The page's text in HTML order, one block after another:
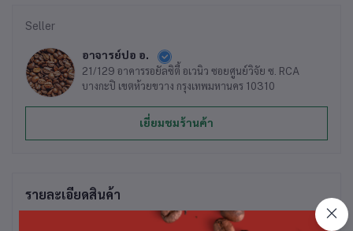
Seller
อาจารย์ปอ อ.
21/129 อาคารรอยัลซิตี้ อเวนิว ซอยศูนย์วิจัย ซ. RCA
บางกะปิ เขตห้วยขวาง กรุงเทพมหานคร 10310
เยี่ยมชมร้านค้า
รายละเอียดสินค้า